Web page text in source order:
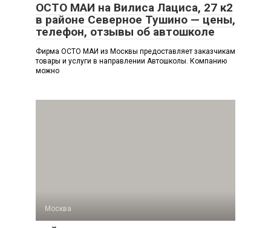
ОСТО МАИ на Вилиса Лациса, 27 к2
в районе Северное Тушино — цены,
телефон, отзывы об автошколе
Фирма ОСТО МАИ из Москвы предоставляет заказчикам
товары и услуги в направлении Автошколы. Компанию
можно
Москва